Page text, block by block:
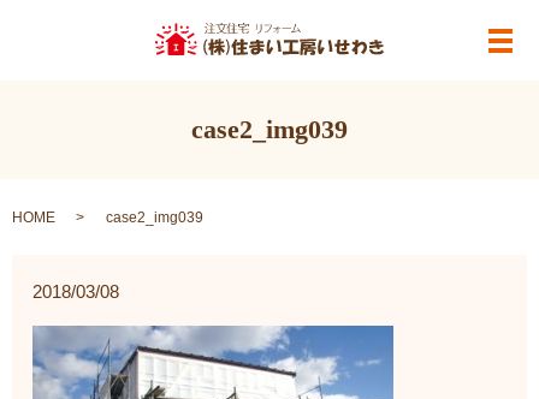
メ
case2_img039
HOME case2_img039
2018/03/08